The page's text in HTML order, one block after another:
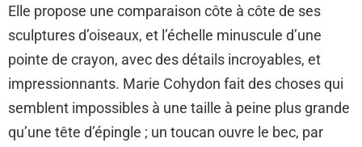
Elle propose une comparaison côte à côte de ses
sculptures d’oiseaux, et l’échelle minuscule d’une
pointe de crayon, avec des détails incroyables, et
impressionnants. Marie Cohydon fait des choses qui
semblent impossibles à une taille à peine plus grande
qu’une tête d’épingle ; un toucan ouvre le bec, par